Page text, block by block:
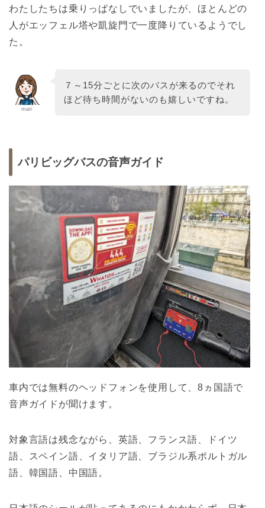
わたしたちは乗りっぱなしでいましたが、ほとんどの
人がエッフェル塔や凱旋門で一度降りているようでし
た。
mari
７～15分ごとに次のバスが来るのでそれ
ほど待ち時間がないのも嬉しいですね。
パリビッグバスの音声ガイド
車内では無料のヘッドフォンを使用して、8ヵ国語で
音声ガイドが聞けます。
対象言語は残念ながら、英語、フランス語、ドイツ
語、スペイン語、イタリア語、ブラジル系ポルトガル
語、韓国語、中国語。